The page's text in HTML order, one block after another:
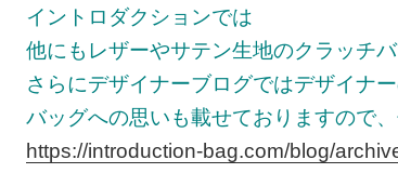
イントロダクションでは
他にもレザーやサテン生地のクラッチ
さらにデザイナーブログではデザイナ
バッグへの思いも載せておりますので
https://introduction-bag.com/blog/